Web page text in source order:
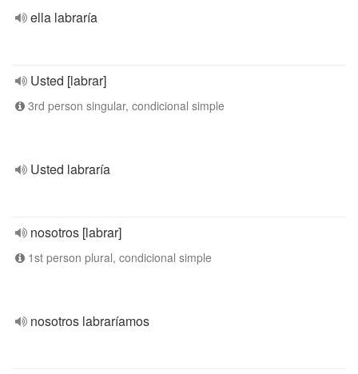
ella labraría
Usted [labrar]
3rd person singular, condicional simple
Usted labraría
nosotros [labrar]
1st person plural, condicional simple
nosotros labraríamos